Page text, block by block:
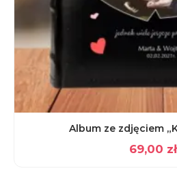
Album ze zdjęciem
69,00 zł